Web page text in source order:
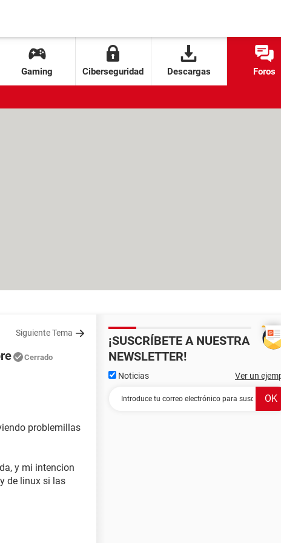
Gaming Ciberseguridad Descargas Foros
Siguiente Tema
Cerrado
problemillas
y mi intencion
de linux si las
¡SUSCRÍBETE A NUESTRA
NEWSLETTER!
Noticias Ver un